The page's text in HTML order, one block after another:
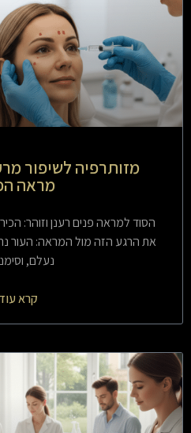
מזותרפיה לשיפור
מראה
הסוד למראה פנים רענן וזוהר:
את הרגע הזה מול המראה: העור
נעלם,
קרא